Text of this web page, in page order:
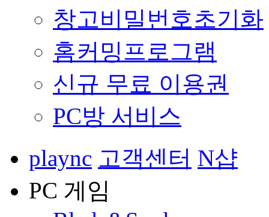
창고비밀번호초기화
홈커밍프로그램
신규 무료 이용권
PC방 서비스
plaync 고객센터 N샵
PC 게임